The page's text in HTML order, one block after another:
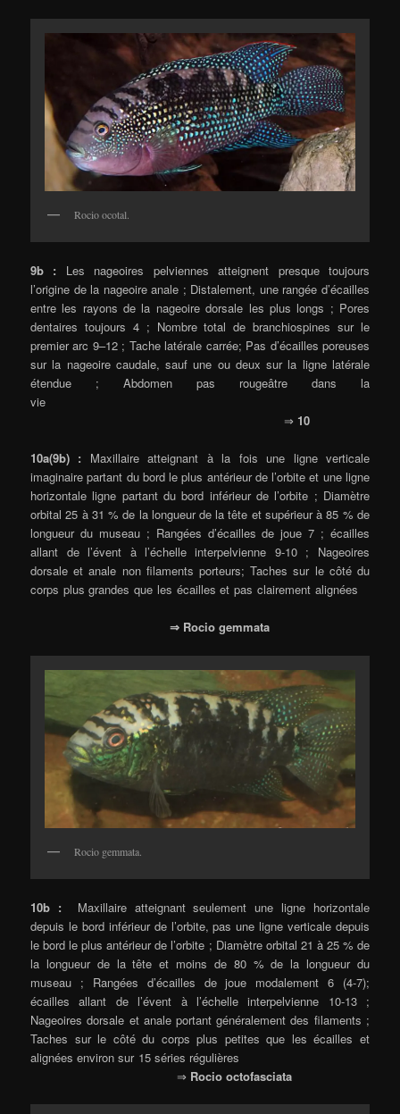
Rocio ocotal.
9b : Les nageoires pelviennes atteignent presque toujours
l’origine de la nageoire anale ; Distalement, une rangée d’écailles
entre les rayons de la nageoire dorsale les plus longs ; Pores
dentaires toujours 4 ; Nombre total de branchiospines sur le
premier arc 9–12 ; Tache latérale carrée; Pas d’écailles poreuses
sur la nageoire caudale, sauf une ou deux sur la ligne latérale
étendue ; Abdomen pas rougeâtre dans la
vie
⇒ 10
10a(9b) : Maxillaire atteignant à la fois une ligne verticale
imaginaire partant du bord le plus antérieur de l’orbite et une ligne
horizontale ligne partant du bord inférieur de l’orbite ; Diamètre
orbital 25 à 31 % de la longueur de la tête et supérieur à 85 % de
longueur du museau ; Rangées d’écailles de joue 7 ; écailles
allant de l’évent à l’échelle interpelvienne 9-10 ; Nageoires
dorsale et anale non filaments porteurs; Taches sur le côté du
corps plus grandes que les écailles et pas clairement alignées
⇒ Rocio gemmata
Rocio gemmata.
10b : Maxillaire atteignant seulement une ligne horizontale
depuis le bord inférieur de l’orbite, pas une ligne verticale depuis
le bord le plus antérieur de l’orbite ; Diamètre orbital 21 à 25 % de
la longueur de la tête et moins de 80 % de la longueur du
museau ; Rangées d’écailles de joue modalement 6 (4-7);
écailles allant de l’évent à l’échelle interpelvienne 10-13 ;
Nageoires dorsale et anale portant généralement des filaments ;
Taches sur le côté du corps plus petites que les écailles et
alignées environ sur 15 séries régulières
⇒ Rocio octofasciata